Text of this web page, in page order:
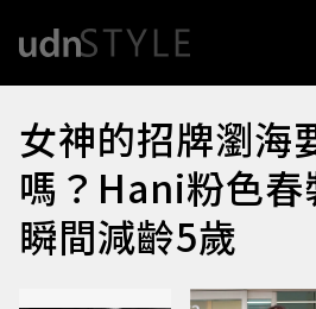
女神的招牌瀏海
嗎？Hani粉色春
瞬間減齡5歲